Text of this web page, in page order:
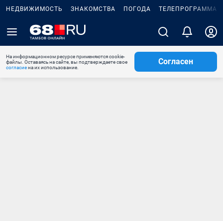
НЕДВИЖИМОСТЬ ЗНАКОМСТВА ПОГОДА ТЕЛЕПРОГРАММА
На информационном ресурсе применяются cookie-
файлы. Оставаясь на сайте, вы подтверждаете свое
согласиена их использование.
Согласен